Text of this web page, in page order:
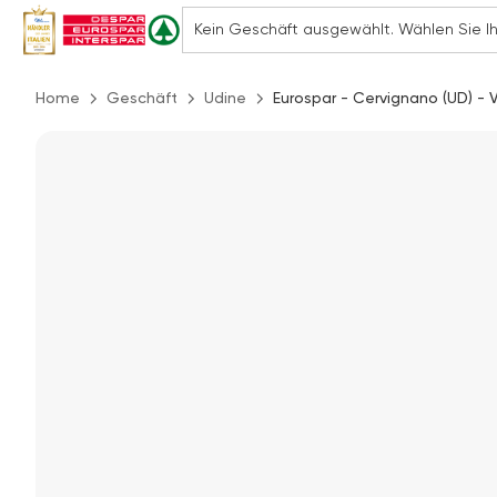
Home Geschäft Udine Eurospar - Cervignano (UD) -